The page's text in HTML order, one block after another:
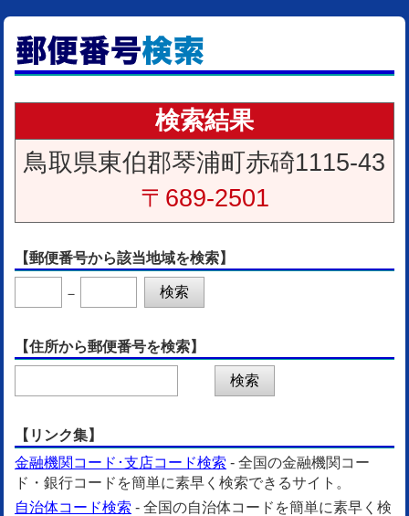
検索結果
鳥取県東伯郡琴浦町赤碕1115-43
〒689-2501
【郵便番号から該当地域を検索】
－
【住所から郵便番号を検索】
【リンク集】
金融機関コード･支店コード検索 - 全国の金融機関コー
ド・銀行コードを簡単に素早く検索できるサイト。
自治体コード検索 - 全国の自治体コードを簡単に素早く検